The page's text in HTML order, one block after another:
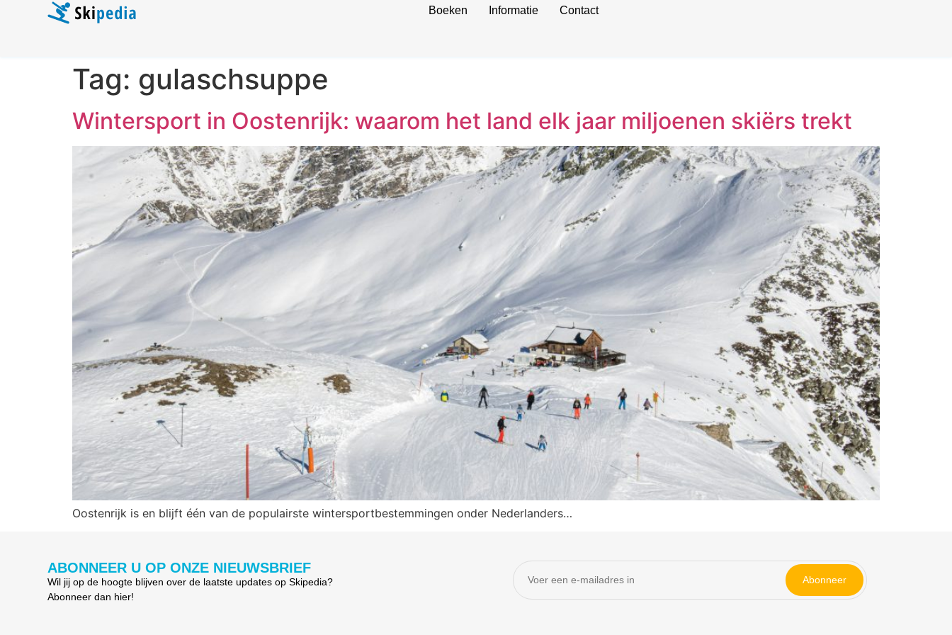
Boeken Informatie Contact
Tag: gulaschsuppe
Wintersport in Oostenrijk: waarom het land elk jaar miljoenen skiërs trekt
Oostenrijk is en blijft één van de populairste wintersportbestemmingen onder Nederlanders…
ABONNEER U OP ONZE NIEUWSBRIEF
Wil jij op de hoogte blijven over de laatste updates op Skipedia?
Abonneer dan hier!
Abonneer